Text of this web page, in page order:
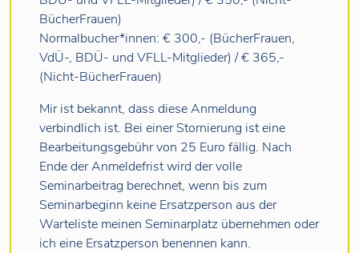
BücherFrauen)
Normalbucher*innen: € 300,- (BücherFrauen,
VdÜ-, BDÜ- und VFLL-Mitglieder) / € 365,-
(Nicht-BücherFrauen)
Mir ist bekannt, dass diese Anmeldung
verbindlich ist. Bei einer Stornierung ist eine
Bearbeitungsgebühr von 25 Euro fällig. Nach
Ende der Anmeldefrist wird der volle
Seminarbeitrag berechnet, wenn bis zum
Seminarbeginn keine Ersatzperson aus der
Warteliste meinen Seminarplatz übernehmen oder
ich eine Ersatzperson benennen kann.